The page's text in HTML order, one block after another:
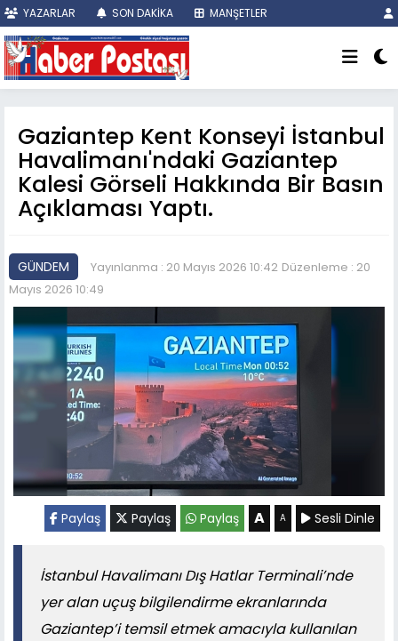
YAZARLAR SON DAKİKA MANŞETLER
Gaziantep Kent Konseyi İstanbul
Havalimanı'ndaki Gaziantep
Kalesi Görseli Hakkında Bir Basın
Açıklaması Yaptı.
GÜNDEM Yayınlanma : 20 Mayıs 2026 10:42 Düzenleme : 20
Mayıs 2026 10:49
Paylaş Paylaş Paylaş A A Sesli Dinle
İstanbul Havalimanı Dış Hatlar Terminali’nde
yer alan uçuş bilgilendirme ekranlarında
Gaziantep’i temsil etmek amacıyla kullanılan